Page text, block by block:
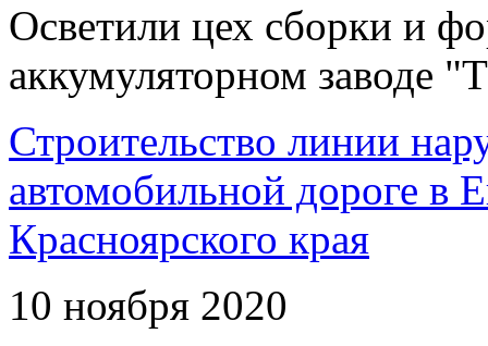
Осветили цех сборки и
аккумуляторном заводе
Строительство линии
автомобильной дороге в
Красноярского края
10 ноября 2020